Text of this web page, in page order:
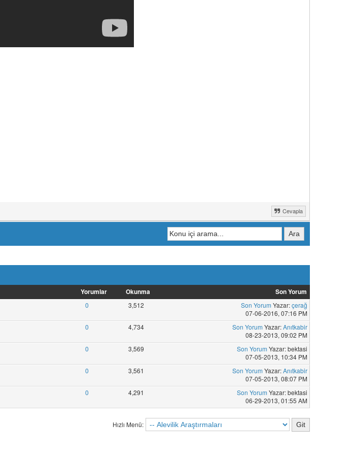
Cevapla
Yorumlar Okunma Son Yorum
0 3,512 Son Yorum Yazar:çerağ
07-06-2016, 07:16 PM
0 4,734 Son Yorum Yazar:Anıtkabir
08-23-2013, 09:02 PM
0 3,569 Son Yorum Yazar: bektasi
07-05-2013, 10:34 PM
0 3,561 Son Yorum Yazar:Anıtkabir
07-05-2013, 08:07 PM
0 4,291 Son Yorum Yazar: bektasi
06-29-2013, 01:55 AM
Hızlı Menü: